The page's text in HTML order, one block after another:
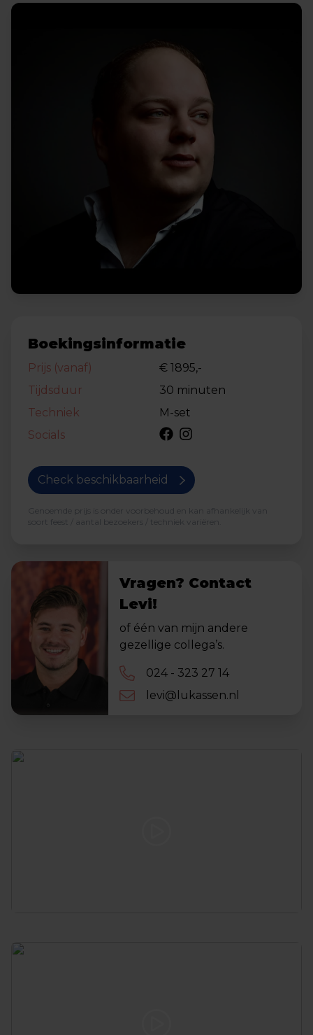
Boekingsinformatie
Prijs (vanaf)
€ 1895,-
Tijdsduur
30 minuten
Techniek
M-set
Socials
Check beschikbaarheid
Genoemde prijs is onder voorbehoud en kan afhankelijk van
soort feest / aantal bezoekers / techniek variëren.
Vragen? Contact
Levi!
of één van mijn andere
gezellige collega’s.
024 - 323 27 14
levi@lukassen.nl